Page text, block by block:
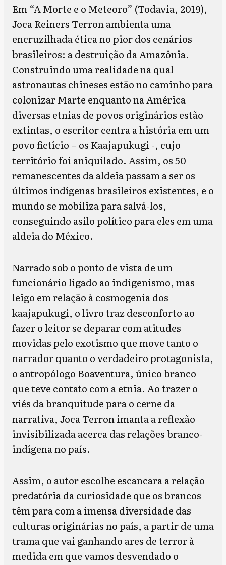
Em “A Morte e o Meteoro” (Todavia, 2019),
Joca Reiners Terron ambienta uma
encruzilhada ética no pior dos cenários
brasileiros: a destruição da Amazônia.
Construindo uma realidade na qual
astronautas chineses estão no caminho para
colonizar Marte enquanto na América
diversas etnias de povos originários estão
extintas, o escritor centra a história em um
povo fictício – os Kaajapukugi -, cujo
território foi aniquilado. Assim, os 50
remanescentes da aldeia passam a ser os
últimos indígenas brasileiros existentes, e o
mundo se mobiliza para salvá-los,
conseguindo asilo político para eles em uma
aldeia do México.
Narrado sob o ponto de vista de um
funcionário ligado ao indigenismo, mas
leigo em relação à cosmogenia dos
kaajapukugi, o livro traz desconforto ao
fazer o leitor se deparar com atitudes
movidas pelo exotismo que move tanto o
narrador quanto o verdadeiro protagonista,
o antropólogo Boaventura, único branco
que teve contato com a etnia. Ao trazer o
viés da branquitude para o cerne da
narrativa, Joca Terron imanta a reflexão
invisibilizada acerca das relações branco-
indígena no país.
Assim, o autor escolhe escancara a relação
predatória da curiosidade que os brancos
têm para com a imensa diversidade das
culturas originárias no país, a partir de uma
trama que vai ganhando ares de terror à
medida em que vamos desvendado o